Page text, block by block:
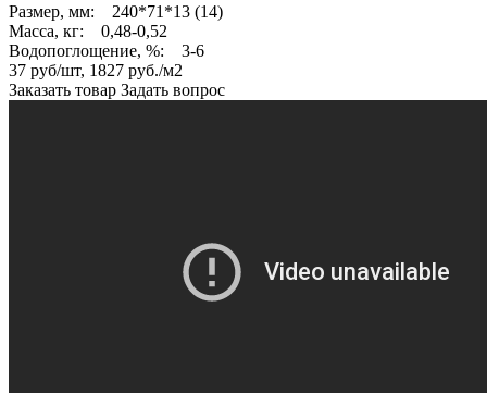
Размер, мм: 240*71*13 (14)
Масса, кг: 0,48-0,52
Водопоглощение, %: 3-6
37 руб/шт, 1827 руб./м2
Заказать товар Задать вопрос